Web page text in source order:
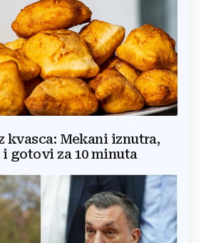
kvasca: Mekani iznutra,
gotovi za 10 minuta